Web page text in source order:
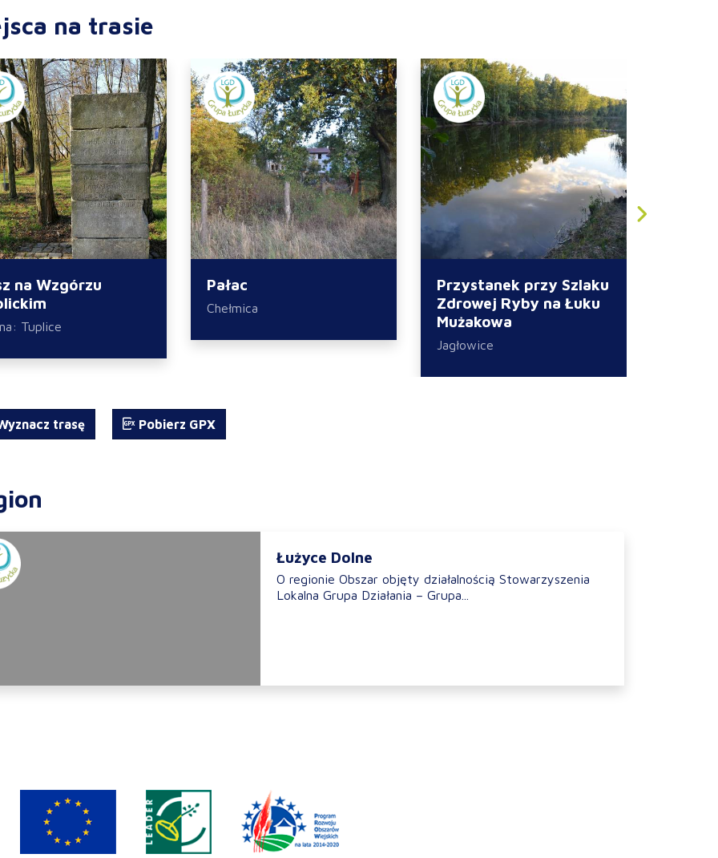
na trasie
na Wzgórzu
Tuplice
Pałac
Chełmica
Przystanek przy Szlaku
Zdrowej Ryby na Łuku
Mużakowa
Jagłowice
trasę Pobierz GPX
Łużyce Dolne
O regionie Obszar objęty działalnością Stowarzyszenia
Lokalna Grupa Działania – Grupa...